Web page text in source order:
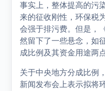
事实上，整体提高的污
来的征收刚性，环保税
会强于排污费。但是，
然留下了一些悬念，如
成比例及其资金用途两点
关于中央地方分成比例
新闻发布会上表示拟将